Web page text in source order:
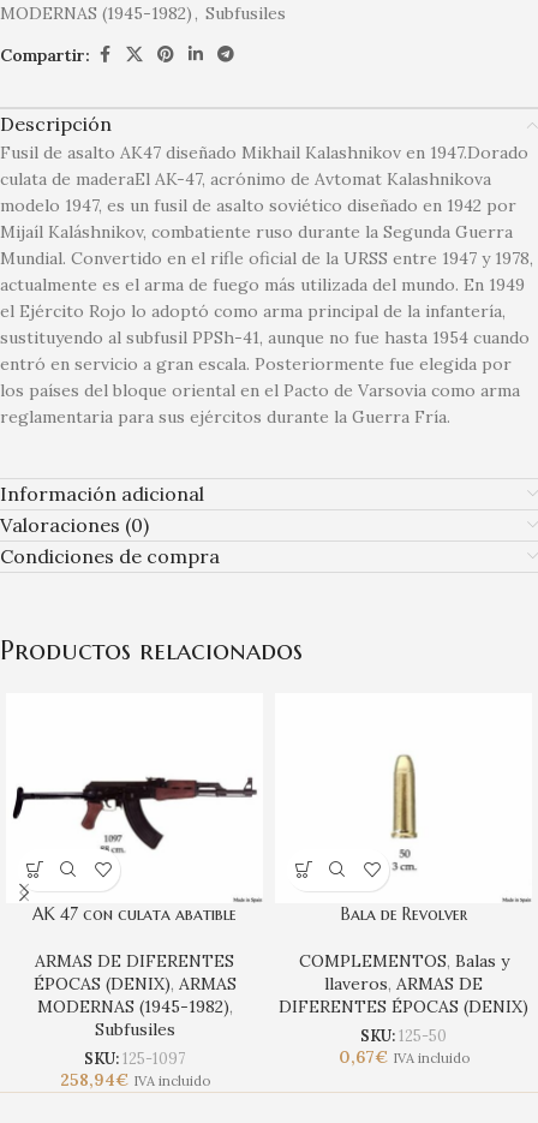
MODERNAS (1945-1982), Subfusiles
Compartir:
Descripción
Fusil de asalto AK47 diseñado Mikhail Kalashnikov en 1947.Dorado
culata de maderaEl AK-47, acrónimo de Avtomat Kalashnikova
modelo 1947, es un fusil de asalto soviético diseñado en 1942 por
Mijaíl Kaláshnikov, combatiente ruso durante la Segunda Guerra
Mundial. Convertido en el rifle oficial de la URSS entre 1947 y 1978,
actualmente es el arma de fuego más utilizada del mundo. En 1949
el Ejército Rojo lo adoptó como arma principal de la infantería,
sustituyendo al subfusil PPSh-41, aunque no fue hasta 1954 cuando
entró en servicio a gran escala. Posteriormente fue elegida por
los países del bloque oriental en el Pacto de Varsovia como arma
reglamentaria para sus ejércitos durante la Guerra Fría.
Información adicional
Valoraciones (0)
Condiciones de compra
Productos relacionados
AK 47 con culata abatible
ARMAS DE DIFERENTES
ÉPOCAS (DENIX), ARMAS
MODERNAS (1945-1982),
Subfusiles
SKU:125-1097
258,94€ IVA incluido
Bala de Revolver
COMPLEMENTOS, Balas y
llaveros, ARMAS DE
DIFERENTES ÉPOCAS (DENIX)
SKU:125-50
0,67€ IVA incluido